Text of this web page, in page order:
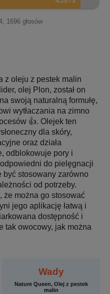
1696 głosów
z oleju z pestek malin
olej Plon, został on
swoją naturalną formułę,
wytłaczania na zimno
👍. Olejek ten
dla skóry,
oraz działa
odblokowuje pory i
do pielęgnacji
być stosowany zarówno
od potrzeby.
że można go stosować
jego aplikację łatwą i
dostępność i
tak owocowy, jak można
Wady
Nature Queen, Olej z pestek
malin